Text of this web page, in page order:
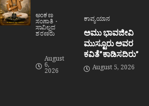
ಅಂಕಣ
ಸಂಗಾತಿ
ಸಾವಿಲ್ಲದ
ಶರಣರು
August
6,
2026
ಕಾವ್ಯಯಾನ
ಅಮು ಭಾವಜೀವಿ
ಮುಸ್ಟೂರು ಅವರ
ಕವಿತೆ”ಕಾಡಿಸದಿರು”
August 5, 2026